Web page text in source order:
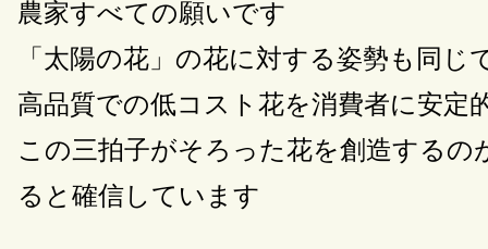
農家すべての願いです
「太陽の花」の花に対する姿勢も同じ
高品質での低コスト花を消費者に安定
この三拍子がそろった花を創造するの
ると確信しています